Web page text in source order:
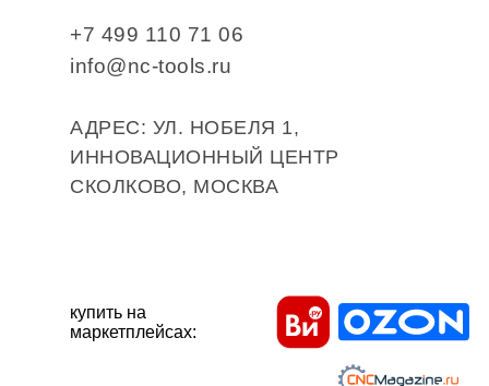
+7 499 110 71 06
info@nc-tools.ru
АДРЕС: УЛ. НОБЕЛЯ 1,
ИННОВАЦИОННЫЙ ЦЕНТР
СКОЛКОВО, МОСКВА
купить на
маркетплейсах: